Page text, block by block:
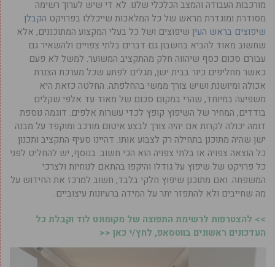
מורכבות העבודה והמצב הכלכלי שלנו. לא די שיש לערוך רשימה
מסודרת ומוגדרת מראש של כל המלאכות שייכללו בפרויקט הקבלן
שיפוצים בראש העין שיפוצים ושל כל בעלי המקצוע המתוכננים, אלא
שחשוב מאוד להביא בחשבון גם דברים בלתי צפויים ולהשאיר גם
עבורם סכום כסף שיהווה חלק מהתקציב המשוער. למשל לא פעם
כאשר מחליפים כיור בבית ישן, מגלים לפתע שכל מערכת הצנרת
אכולה ומיושנת ושיש צורך ממשי בהחלפתה. החלטה כזאת היא
משפיעה במיוחד, שהרי במקום סכום של מאוד עד אלפי שקלים
בודדים, המחיר של השיפוץ קופץ לכדי עשרות אלפים. דוגמה נוספת
דומה יכולה לקרות אם יהיה צורך לבצע איטום מורכב ומוקפד על מבנה
ישן שהיה מתוכנן בתחילה רק לצבוע אותו. דהיינו סעיף התקציב ותכנון
כל הוצאה צפויה או בלתי צפויה הוא הכי חשוב. בנוסף, יש להחליט לפני
כל פרויקט של שיפוץ על גודלו והיקפו בהתאם לנוחיות ולצרכי
המשפחה. ואם מתוכנן שיפוץ חלקי בלבד, חשוב למרכז את החידוש על
מה שחייבים ולא להתפזר יתר על המידה ברעיונות עיצוביים.
>> להצטרפות לרשימת התפוצה של מקומונט לוד וקבלת כל
העדכונים ראשונים בווטסאפ, לחץ/י כאן <<